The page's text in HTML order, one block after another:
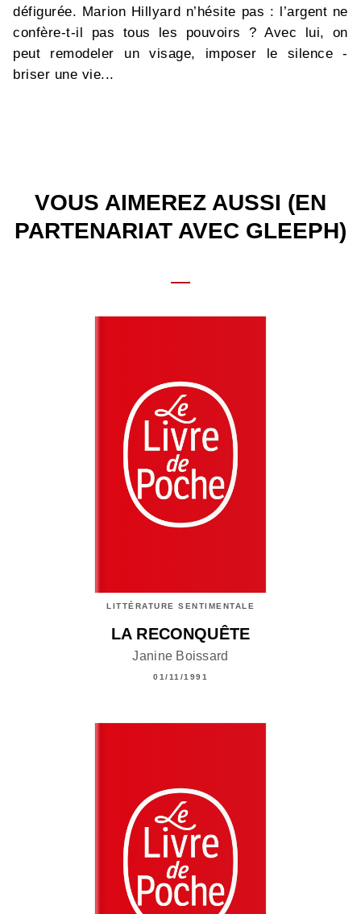
défigurée. Marion Hillyard n’hésite pas : l’argent ne
confère-t-il pas tous les pouvoirs ? Avec lui, on
peut remodeler un visage, imposer le silence -
briser une vie...
VOUS AIMEREZ AUSSI (EN
PARTENARIAT AVEC GLEEPH)
LITTÉRATURE SENTIMENTALE
LA RECONQUÊTE
Janine Boissard
01/11/1991